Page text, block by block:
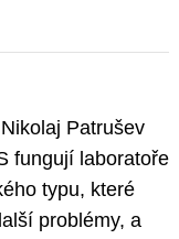
Patrušev
fungují laboratoře
typu, které
problémy, a